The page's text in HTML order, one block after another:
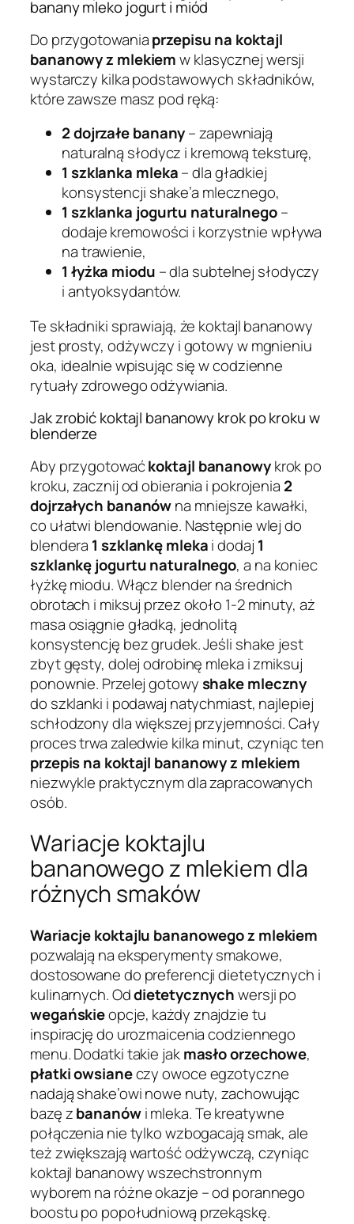
banany mleko jogurt i miód
Do przygotowaniaprzepisu na koktajl
bananowy z mlekiemw klasycznej wersji
wystarczy kilka podstawowych składników,
które zawsze masz pod ręką:
2 dojrzałe banany– zapewniają
naturalną słodycz i kremową teksturę,
1 szklanka mleka– dla gładkiej
konsystencji shake’a mlecznego,
1 szklanka jogurtu naturalnego–
dodaje kremowości i korzystnie wpływa
na trawienie,
1 łyżka miodu – dla subtelnej słodyczy
i antyoksydantów.
Te składniki sprawiają, że koktajl bananowy
jest prosty, odżywczy i gotowy w mgnieniu
oka, idealnie wpisując się w codzienne
rytuały zdrowego odżywiania.
Jak zrobić koktajl bananowy krok po kroku w
blenderze
Aby przygotowaćkoktajl bananowykrok po
kroku, zacznij od obierania i pokrojenia 2
dojrzałych bananówna mniejsze kawałki,
co ułatwi blendowanie. Następnie wlej do
blendera 1 szklankę mlekai dodaj 1
szklankę jogurtu naturalnego, a na koniec
łyżkę miodu. Włącz blender na średnich
obrotach i miksuj przez około 1-2 minuty, aż
masa osiągnie gładką, jednolitą
konsystencję bez grudek. Jeśli shake jest
zbyt gęsty, dolej odrobinę mleka i zmiksuj
ponownie. Przelej gotowyshake mleczny
do szklanki i podawaj natychmiast, najlepiej
schłodzony dla większej przyjemności. Cały
proces trwa zaledwie kilka minut, czyniąc ten
przepis na koktajl bananowy z mlekiem
niezwykle praktycznym dla zapracowanych
osób.
Wariacje koktajlu
bananowego z mlekiem dla
różnych smaków
Wariacje koktajlu bananowego z mlekiem
pozwalają na eksperymenty smakowe,
dostosowane do preferencji dietetycznych i
kulinarnych. Oddietetycznychwersji po
wegańskieopcje, każdy znajdzie tu
inspirację do urozmaicenia codziennego
menu. Dodatki takie jakmasło orzechowe,
płatki owsianeczy owoce egzotyczne
nadają shake’owi nowe nuty, zachowując
bazę zbananówi mleka. Te kreatywne
połączenia nie tylko wzbogacają smak, ale
też zwiększają wartość odżywczą, czyniąc
koktajl bananowy wszechstronnym
wyborem na różne okazje – od porannego
boostu po popołudniową przekąskę.